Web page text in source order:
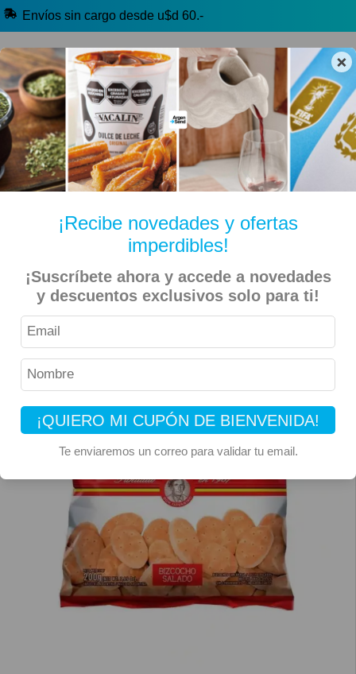
×
¡Recibe novedades y ofertas
imperdibles!
¡Suscríbete ahora y accede a novedades
y descuentos exclusivos solo para ti!
¡QUIERO MI CUPÓN DE BIENVENIDA!
Te enviaremos un correo para validar tu email.
Envíos sin cargo desde u$d 60.-
🔥 Selección Argentina
🧉 Clásicos argentinos 🏷️ Todas las categorías
Inicio Alimentos Galletitas y Bizcochitos Bizcochitos
Don Satur – Bizcochos Grasa 200gr